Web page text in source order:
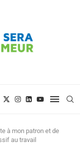
à mon patron et de
au travail